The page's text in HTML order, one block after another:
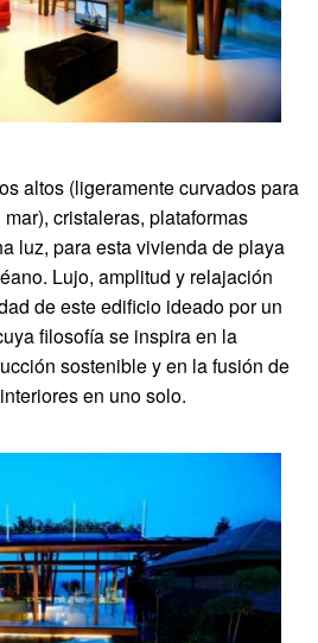
altos (ligeramente curvados para
cristaleras, plataformas
luz, para esta vivienda de playa
Lujo, amplitud y relajación
de este edificio ideado por un
filosofía se inspira en la
sostenible y en la fusión de
en uno solo.